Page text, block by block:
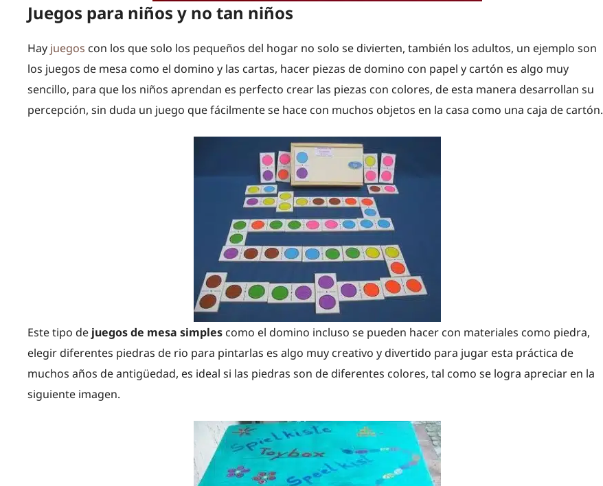
Juegos para niños y no tan niños
Hay juegos con los que solo los pequeños del hogar no solo se divierten, también los adultos, un ejemplo son
los juegos de mesa como el domino y las cartas, hacer piezas de domino con papel y cartón es algo muy
sencillo, para que los niños aprendan es perfecto crear las piezas con colores, de esta manera desarrollan su
percepción, sin duda un juego que fácilmente se hace con muchos objetos en la casa como una caja de cartón.
Este tipo de juegos de mesa simples como el domino incluso se pueden hacer con materiales como piedra,
elegir diferentes piedras de rio para pintarlas es algo muy creativo y divertido para jugar esta práctica de
muchos años de antigüedad, es ideal si las piedras son de diferentes colores, tal como se logra apreciar en la
siguiente imagen.